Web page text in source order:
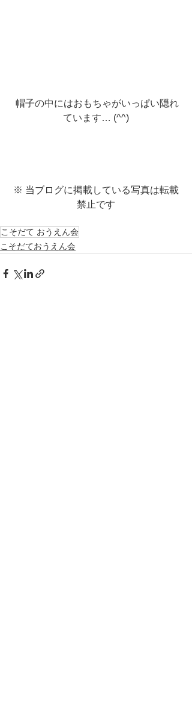
ています… (^^)
※ 当ブログに掲載している写真は転載
禁止です
こそだて おうえん会
こそだておうえん会